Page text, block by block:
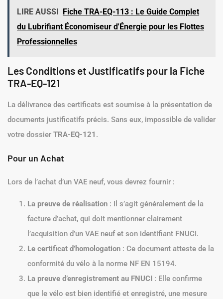
LIRE AUSSI
Fiche TRA-EQ-113 : Le Guide Complet
du Lubrifiant Économiseur d'Énergie pour les Flottes
Professionnelles
Les Conditions et Justificatifs pour la Fiche
TRA-EQ-121
La délivrance des certificats est soumise à la présentation de
documents justificatifs précis. Sans eux, impossible de valider
votre dossier TRA-EQ-121 .
Pour un Achat
Lors de l’achat d’un VAE neuf, vous devrez fournir :
La preuve de réalisation : Il s’agit généralement de la
facture d’achat, qui doit mentionner clairement
l’acquisition d’un VAE neuf et son identifiant FNUCI.
Le certificat d’homologation : Ce document atteste de la
conformité du vélo à la norme NF EN 15194.
La preuve d’enregistrement au FNUCI : Elle confirme
que le vélo est bien identifié et enregistré, une mesure